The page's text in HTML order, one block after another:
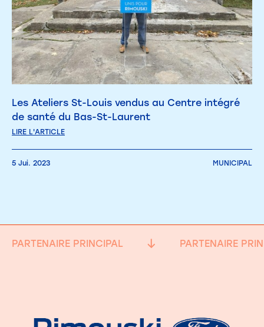
Les Ateliers St-Louis vendus au Centre intégré
de santé du Bas-St-Laurent
LIRE L'ARTICLE
5 Jui. 2023 MUNICIPAL
PARTENAIRE PRINCIPAL PARTENAIRE